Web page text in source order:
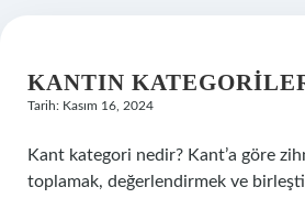
KANTIN
Tarih: Kasım 16, 2024
Kant kategori nedir? Kant’a göre
toplamak, değerlendirmek ve